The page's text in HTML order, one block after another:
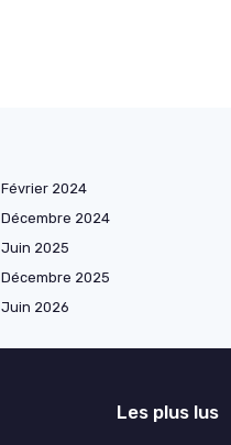
Février 2024
Décembre 2024
Juin 2025
Décembre 2025
Juin 2026
Les plus lus